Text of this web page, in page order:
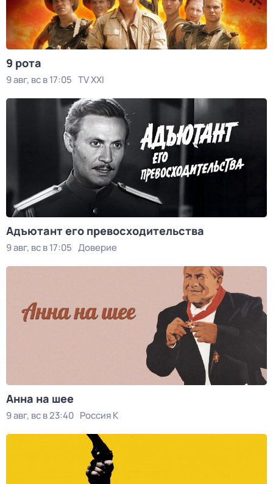
9 рота
9 авг, вс в 17:05 TV XXI
Адъютант его превосходительства
9 авг, вс в 17:05 Доверие
Анна на шее
9 авг, вс в 23:40 Россия К